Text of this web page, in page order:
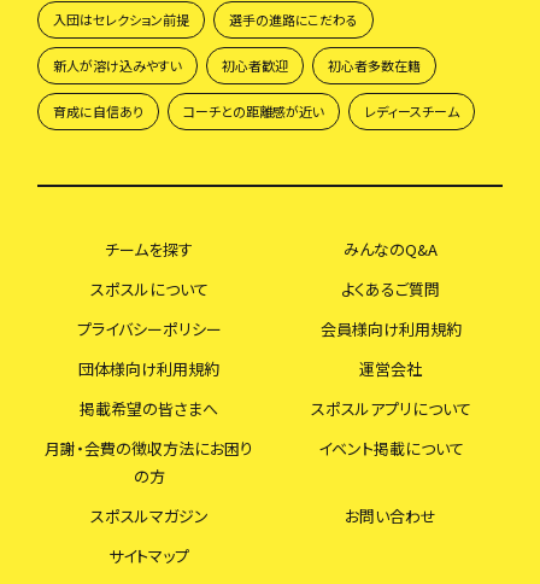
入団はセレクション前提 選手の進路にこだわる
新人が溶け込みやすい 初心者歓迎 初心者多数在籍
育成に自信あり コーチとの距離感が近い レディースチーム
チームを探す
みんなのQ&A
スポスルについて
よくあるご質問
プライバシーポリシー
会員様向け利用規約
団体様向け利用規約
運営会社
掲載希望の皆さまへ
スポスルアプリについて
月謝・会費の徴収方法にお困り
の方
イベント掲載について
スポスルマガジン
お問い合わせ
サイトマップ